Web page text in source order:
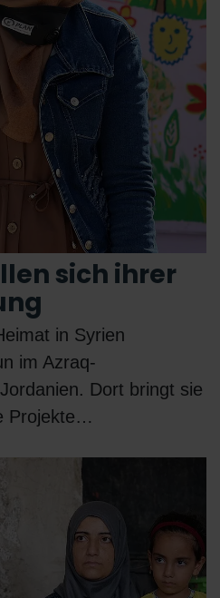
sich ihrer
in Syrien
im Azraq-
Dort bringt sie
Projekte…